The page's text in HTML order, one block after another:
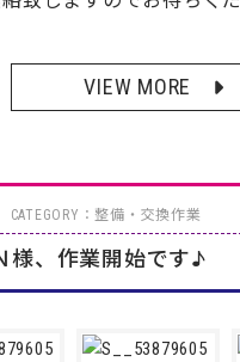
VIEW MORE
CATEGORY：整備・交換作業
様、作業開始です♪